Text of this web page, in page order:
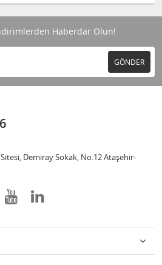
Haberdar Olun!
GÖNDER
Demiray Sokak, No.12 Ataşehir-